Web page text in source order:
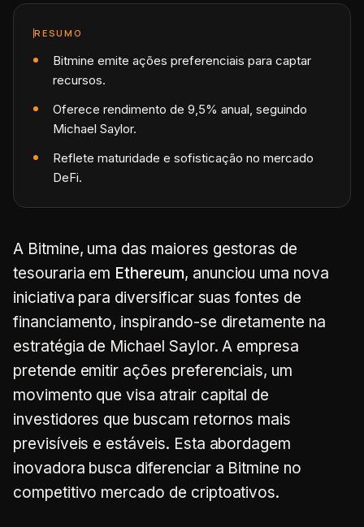
RESUMO
Bitmine emite ações preferenciais para captar
recursos.
Oferece rendimento de 9,5% anual, seguindo
Michael Saylor.
Reflete maturidade e sofisticação no mercado
DeFi.
A Bitmine, uma das maiores gestoras de
tesouraria em Ethereum, anunciou uma nova
iniciativa para diversificar suas fontes de
financiamento, inspirando-se diretamente na
estratégia de Michael Saylor. A empresa
pretende emitir ações preferenciais, um
movimento que visa atrair capital de
investidores que buscam retornos mais
previsíveis e estáveis. Esta abordagem
inovadora busca diferenciar a Bitmine no
competitivo mercado de criptoativos.